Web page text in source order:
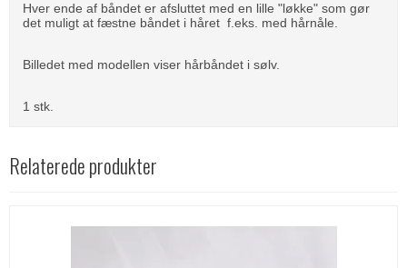
Hver ende af båndet er afsluttet med en lille "løkke" som gør
det muligt at fæstne båndet i håret f.eks. med hårnåle.
Billedet med modellen viser hårbåndet i sølv.
1 stk.
Relaterede produkter